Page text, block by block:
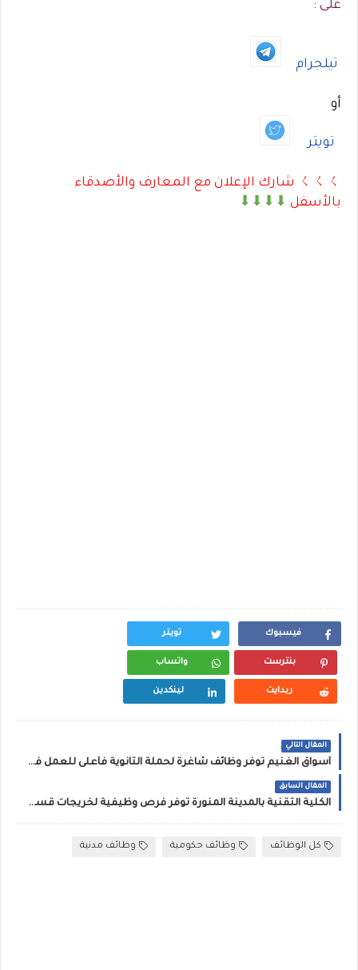
على :
تيلجرام
أو
تويتر
ㄑㄑㄑ شارك الإعلان مع المعارف والأصدقاء
بالأسفل ⬇⬇⬇⬇
فيسبوك تويتر
بنترست واتساب
ريدايت لينكدين
المقال التالي
أسواق الغنيم توفر وظائف شاغرة لحملة الثانوية فأعلى للعمل في ( خميس مشيط، أبها )
المقال السابق
الكلية التقنية بالمدينة المنورة توفر فرص وظيفية لخريجات قسم التزيين النسائي
كل الوظائف وظائف حكومية وظائف مدنية